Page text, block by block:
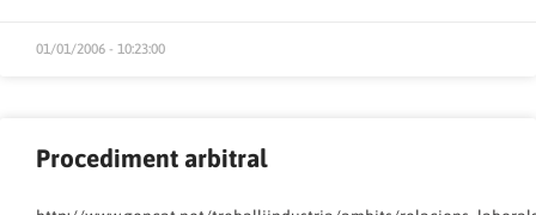
01/01/2006 - 10:23:00
Procediment arbitral